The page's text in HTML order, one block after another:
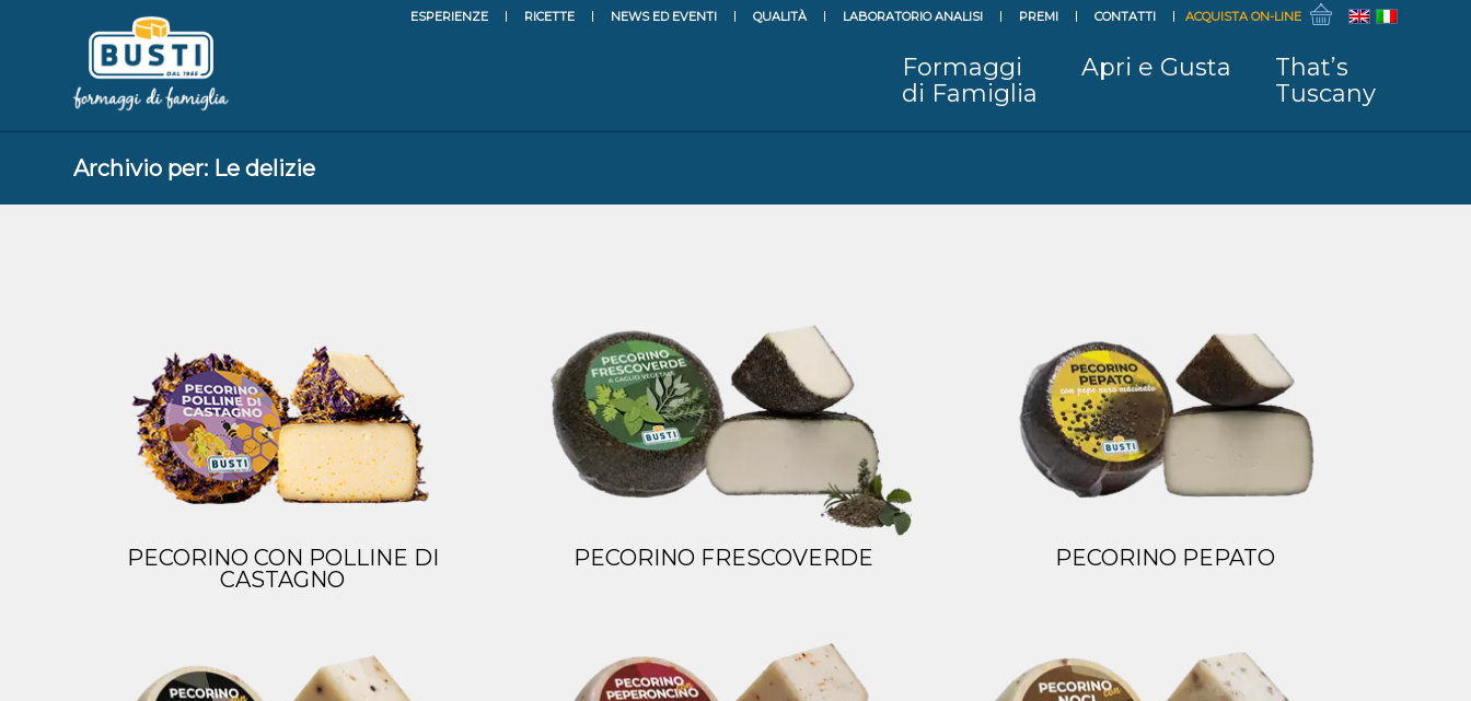
ESPERIENZE RICETTE NEWS ED EVENTI QUALITÀ LABORATORIO ANALISI PREMI CONTATTI ACQUISTA ON-LINE
Formaggi
di Famiglia
Apri e Gusta
That’s
Tuscany
Archivio per: Le delizie
PECORINO CON POLLINE DI
CASTAGNO
PECORINO FRESCOVERDE PECORINO PEPATO